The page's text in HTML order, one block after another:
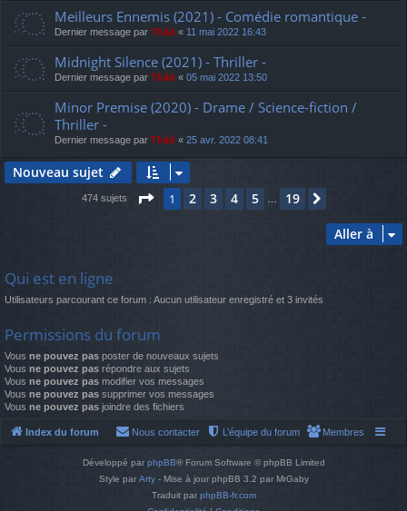
Meilleurs Ennemis (2021) - Comédie romantique -
Dernier message par Thãd « 11 mai 2022 16:43
Midnight Silence (2021) - Thriller -
Dernier message par Thãd « 05 mai 2022 13:50
Minor Premise (2020) - Drame / Science-fiction /
Thriller -
Dernier message par Thãd « 25 avr. 2022 08:41
Nouveau sujet
474 sujets Page 1sur 19
1 2 3 4 5 19
Aller à
Qui est en ligne
Utilisateurs parcourant ce forum : Aucun utilisateur enregistré et 3 invités
Permissions du forum
Vous ne pouvez pas poster de nouveaux sujets
Vous ne pouvez pas répondre aux sujets
Vous ne pouvez pas modifier vos messages
Vous ne pouvez pas supprimer vos messages
Vous ne pouvez pas joindre des fichiers
Index du forum Membres
L’équipe du forum
Nous contacter
Développé par phpBB® Forum Software © phpBB Limited
Style par Arty- Mise à jour phpBB 3.2 par MrGaby
Traduit par phpBB-fr.com